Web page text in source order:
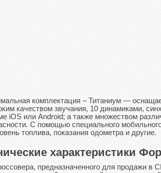
комплектация – Титаниум —
качеством звучания, 10 динамиками,
iOS или Android; а также множеством
С помощью специального
топлива, показания одометра и другие.
характеристики
предназначенного для продажи